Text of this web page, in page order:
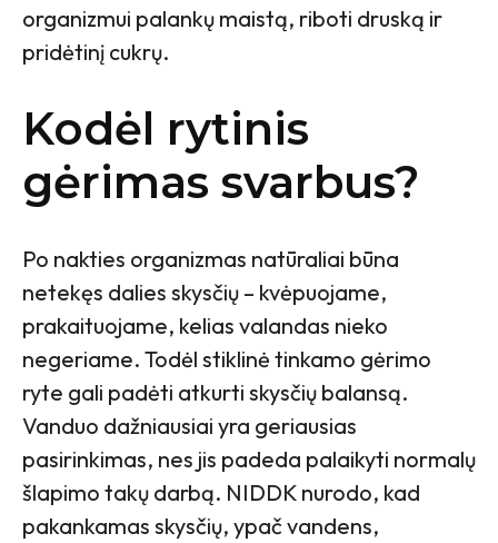
organizmui palankų maistą, riboti druską ir
pridėtinį cukrų.
Kodėl rytinis
gėrimas svarbus?
Po nakties organizmas natūraliai būna
netekęs dalies skysčių – kvėpuojame,
prakaituojame, kelias valandas nieko
negeriame. Todėl stiklinė tinkamo gėrimo
ryte gali padėti atkurti skysčių balansą.
Vanduo dažniausiai yra geriausias
pasirinkimas, nes jis padeda palaikyti normalų
šlapimo takų darbą. NIDDK nurodo, kad
pakankamas skysčių, ypač vandens,